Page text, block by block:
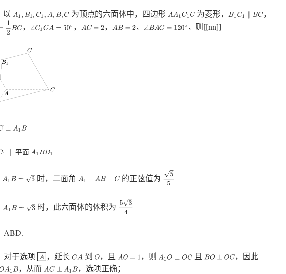
以 A1 ,B1, C1,A,B,C 为顶点的六面体中，四边形 AA1C1 C 为菱形， B1C1 BC ，
B C ， ∠C1CA =60∘ ， AC= 2 ，AB=2 ， ∠BAC=120∘ ，则[[nn]]
⊥A1B
平面
1∥ 平面 A1BB1
A1B=6 时，二面角 A1 −A B−C 的正弦值为 55
A1B=3 时，此六面体的体积为 534
于选项 A ，延长CA到 O，且 AO=1 ，则 A1O⊥OC 且 BO⊥OC ，因此
A1B ，从而 AC⊥A1B ，选项正确；